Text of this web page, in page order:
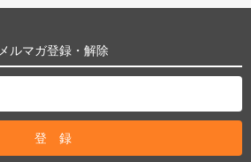
メルマガ登録・解除